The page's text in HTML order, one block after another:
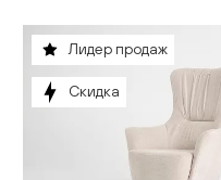
Лидер продаж
Скидка